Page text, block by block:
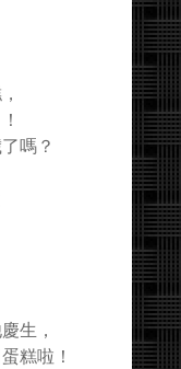
嗎？
生，
糕啦！